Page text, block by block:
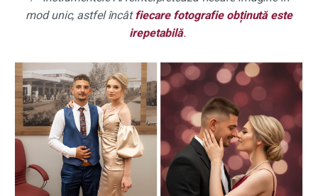
mod unic, astfel încâtfiecare fotografie obținută este
irepetabilă.